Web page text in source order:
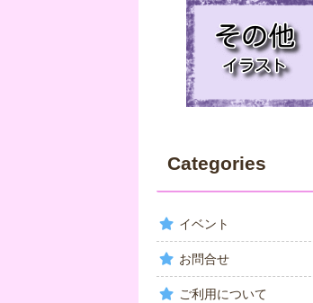
Categories
イベント
お問合せ
ご利用について